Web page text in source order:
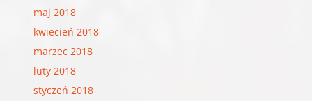
maj 2018
kwiecień 2018
marzec 2018
luty 2018
styczeń 2018